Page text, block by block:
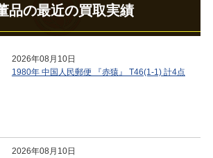
品の最近の買取実績
2026年08月10日
1980年 中国人民郵便 『赤猿』 T46(1-1) 計4点
2026年08月10日